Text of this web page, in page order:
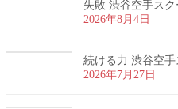
失敗 渋谷空手ス
2026年8月4日
続ける力 渋谷空
2026年7月27日